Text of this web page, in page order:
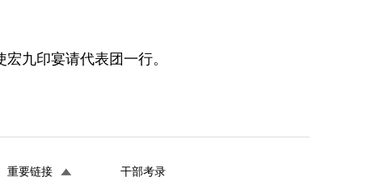
九印宴请代表团一行。
重要链接 干部考录